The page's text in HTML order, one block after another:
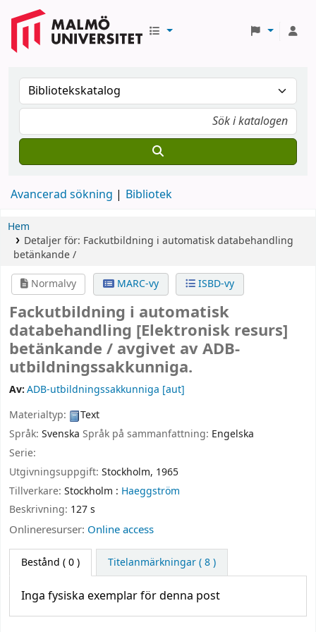
Avancerad sökning Bibliotek
Hem
Detaljer för: Fackutbildning i automatisk databehandling
betänkande /
Normalvy
MARC-vy ISBD-vy
Fackutbildning i automatisk
databehandling [Elektronisk resurs]
betänkande / avgivet av ADB-
utbildningssakkunniga.
Av:ADB-utbildningssakkunniga [aut]
Materialtyp:
Text
Språk: Svenska Språk på sammanfattning: Engelska
Serie:
Utgivningsuppgift: Stockholm, 1965
Tillverkare: Stockholm : Haeggström
Beskrivning: 127 s
Onlineresurser: Online access
Bestånd ( 0 ) Titelanmärkningar ( 8 )
Inga fysiska exemplar för denna post